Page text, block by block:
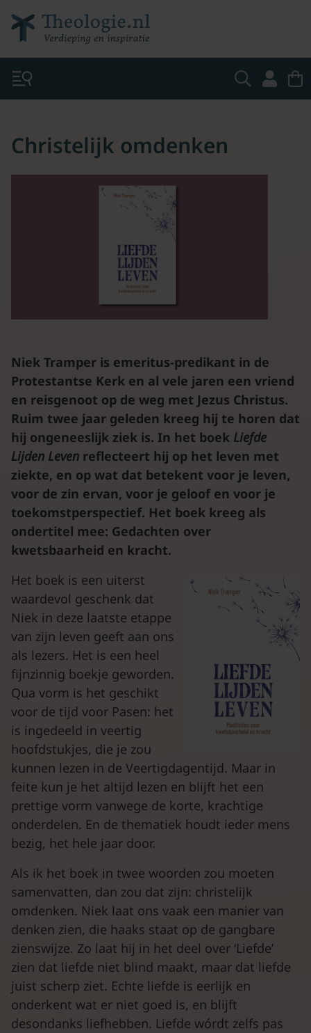
Christelijk omdenken
Niek Tramper is emeritus-predikant in de
Protestantse Kerk en al vele jaren een vriend
en reisgenoot op de weg met Jezus Christus.
Ruim twee jaar geleden kreeg hij te horen dat
hij ongeneeslijk ziek is. In het boek Liefde
Lijden Leven reflecteert hij op het leven met
ziekte, en op wat dat betekent voor je leven,
voor de zin ervan, voor je geloof en voor je
toekomstperspectief. Het boek kreeg als
ondertitel mee: Gedachten over
kwetsbaarheid en kracht.
Het boek is een uiterst
waardevol geschenk dat
Niek in deze laatste etappe
van zijn leven geeft aan ons
als lezers. Het is een heel
fijnzinnig boekje geworden.
Qua vorm is het geschikt
voor de tijd voor Pasen: het
is ingedeeld in veertig
hoofdstukjes, die je zou
kunnen lezen in de Veertigdagentijd. Maar in
feite kun je het altijd lezen en blijft het een
prettige vorm vanwege de korte, krachtige
onderdelen. En de thematiek houdt ieder mens
bezig, het hele jaar door.
Als ik het boek in twee woorden zou moeten
samenvatten, dan zou dat zijn: christelijk
omdenken. Niek laat ons vaak een manier van
denken zien, die haaks staat op de gangbare
zienswijze. Zo laat hij in het deel over ‘Liefde’
zien dat liefde niet blind maakt, maar dat liefde
juist scherp ziet. Echte liefde is eerlijk en
onderkent wat er niet goed is, en blijft
desondanks liefhebben. Liefde wórdt zelfs pas